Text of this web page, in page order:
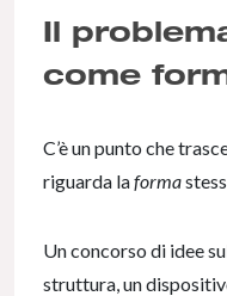
Il
come
C’è un punto che
riguarda laforma
Un concorso di idee
struttura, un